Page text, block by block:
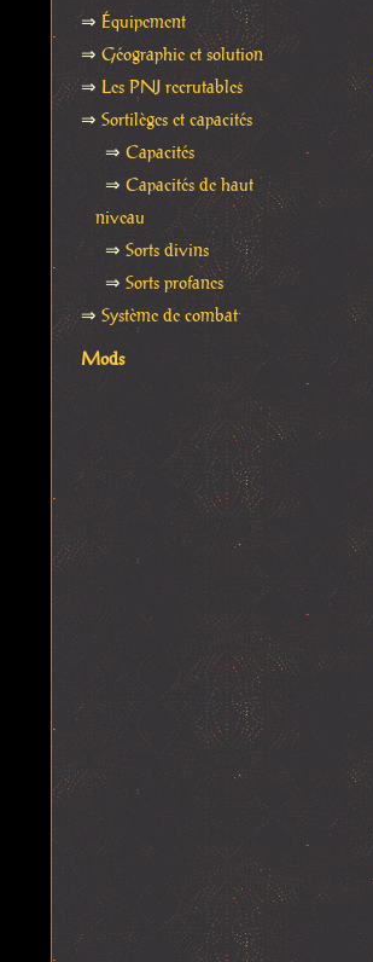
⇒ Équipement
⇒Géographie et solution
⇒ Les PNJ recrutables
⇒Sortilèges et capacités
⇒Capacités
⇒Capacités de haut
niveau
⇒Sorts divins
⇒Sorts profanes
⇒Système de combat
Mods